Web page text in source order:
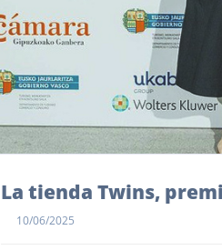
La tienda Twins,
10/06/2025